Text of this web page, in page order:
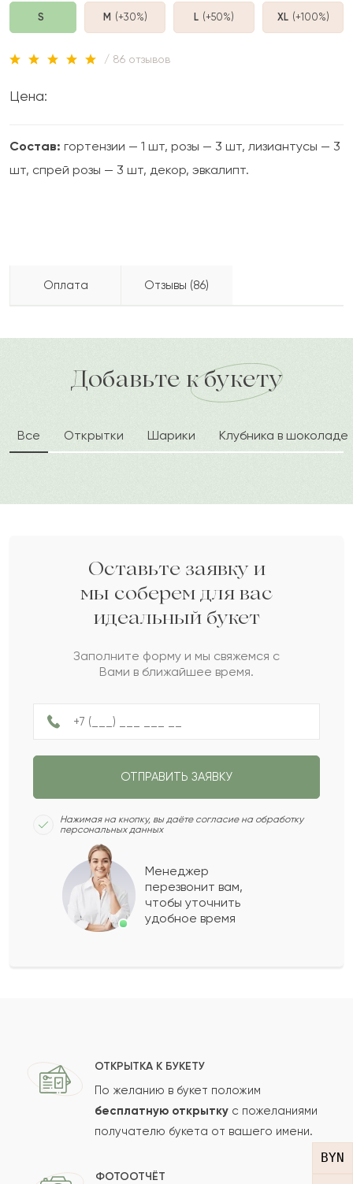
BYN
S M (+30%) L (+50%) XL (+100%)
/ 86 отзывов
Цена:
Состав: гортензии — 1 шт, розы — 3 шт, лизиантусы — 3
шт, спрей розы — 3 шт, декор, эвкалипт.
Оплата Отзывы (86)
доставка по городу в течение часа
Л 2022-10-09
Ленар
2022-09-16
О 2022-09-05
Омар
А 2022-08-27
Анвар
2022-08-24
Риана
2022-08-23
Самира
Челси
Ю Юлий
Гульшара
Показать еще
Ваш e-mail
Отзыв
Добавьте к букету
Все Открытки Шарики Клубника в шоколаде
Оставьте заявку и
мы соберем для вас
идеальный букет
Заполните форму и мы свяжемся с
Вами в ближайшее время.
ОТПРАВИТЬ ЗАЯВКУ
Нажимая на кнопку, вы даёте согласие на обработку
персональных данных
Менеджер
перезвонит вам,
чтобы уточнить
удобное время
ОТКРЫТКА К БУКЕТУ
По желанию в букет положим
бесплатную открытку с пожеланиями
получателю букета от вашего имени.
ФОТООТЧЁТ